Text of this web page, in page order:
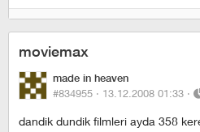
moviemax
made in heaven
#834955 · 13.12.2008 01:33 ·
dandik dundik filmleri ayda 358